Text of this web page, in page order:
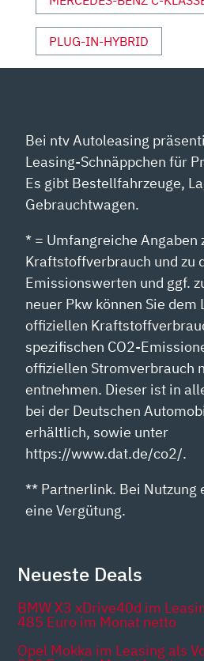
PLUG-IN-HYBRID
Bei ntv Autoleasing
Leasing-Schnäppchen für
Es gibt Bestellfahrzeuge,
Gebrauchtwagen.
* = Umfangreiche Angaben
Kraftstoffverbrauch und zu
Emissionswerten und ggf.
neuer Pkw können Sie dem
offiziellen
spezifischen CO2-
offiziellen Stromverbrauch
entnehmen. Dieser ist in
bei der Deutschen
erhältlich, sowie unter
https://www.dat.de/co2/.
** Partnerlink. Bei Nutzung
eine Vergütung.
Neueste Deals
BMW X3 xDrive40d im
485 Euro im Monat netto
Opel Mokka im Leasing als